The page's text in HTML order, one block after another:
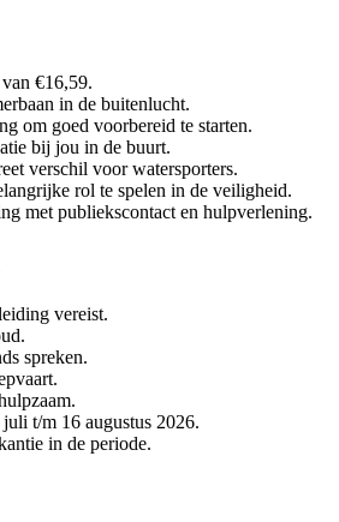
€16,59.
in de buitenlucht.
om goed voorbereid te starten.
bij jou in de buurt.
verschil voor watersporters.
rol te spelen in de veiligheid.
met publiekscontact en hulpverlening.
vereist.
spreken.
t/m 16 augustus 2026.
in de periode.